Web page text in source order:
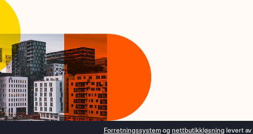
Forretningssystemog nettbutikkløsning levert av